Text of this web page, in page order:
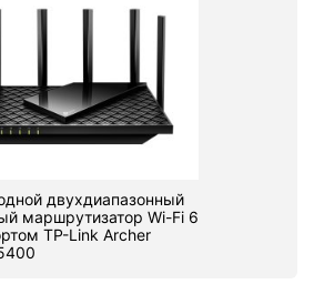
двухдиапазонный
маршрутизатор Wi-Fi 6
TP-Link Archer